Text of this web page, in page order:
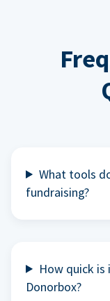
What tools
fundraising?
How quick
Donorbox?